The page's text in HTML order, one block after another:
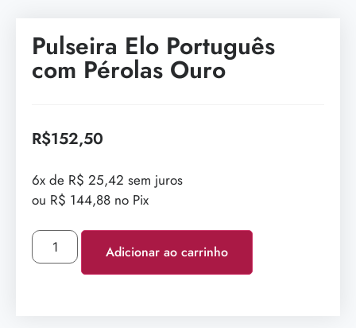
Pulseira Elo Português
com Pérolas Ouro
R$152,50
6x de R$ 25,42 sem juros
ou R$ 144,88 no Pix
Adicionar ao carrinho